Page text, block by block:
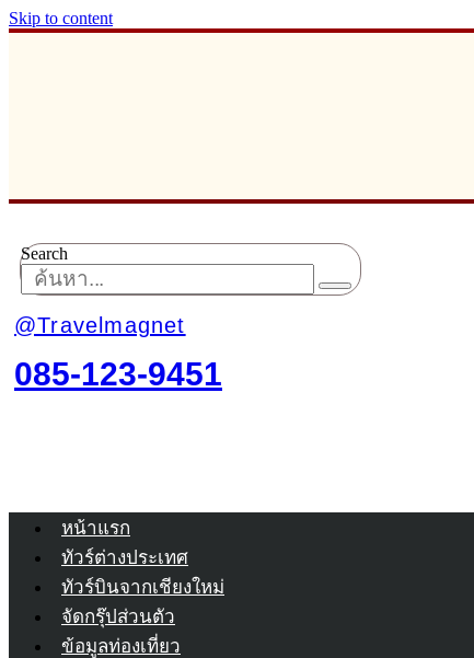
Skip to content
Search
@Travelmagnet
085-123-9451
หน้าแรก
ทัวร์ต่างประเทศ
ทัวร์บินจากเชียงใหม่
จัดกรุ๊ปส่วนตัว
ข้อมูลท่องเที่ยว